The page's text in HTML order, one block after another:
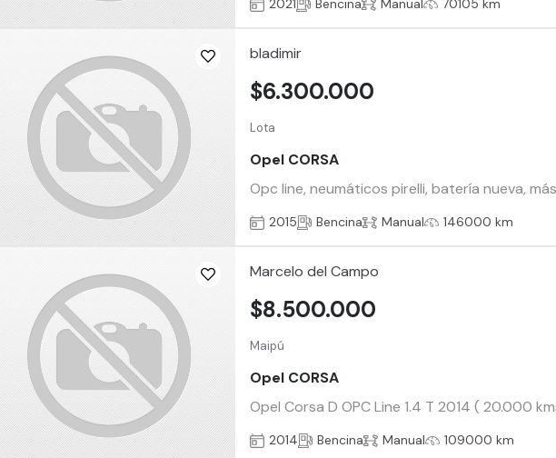
2021 Bencina Manual 70105 km
bladimir
Lota
Opel CORSA
Opc line, neumáticos pirelli, batería nueva,
$6.300.000
2015 Bencina Manual 146000 km
Marcelo del Campo
Maipú
Opel CORSA
Opel Corsa D OPC Line 1.4 T 2014 ( 20.000
$8.500.000
2014 Bencina Manual 109000 km